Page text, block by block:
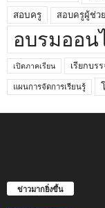
สอบครู สอบครูผู้ช่วย
อบรมออน
เปิดภาคเรียน เรียกบร
แผนการจัดการเรียนรู้
ข่าวมากยิ่งขึ้น